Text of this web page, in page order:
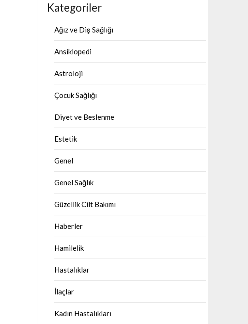
Kategoriler
Ağız ve Diş Sağlığı
Ansiklopedi
Astroloji
Çocuk Sağlığı
Diyet ve Beslenme
Estetik
Genel
Genel Sağlık
Güzellik Cilt Bakımı
Haberler
Hamilelik
Hastalıklar
İlaçlar
Kadın Hastalıkları